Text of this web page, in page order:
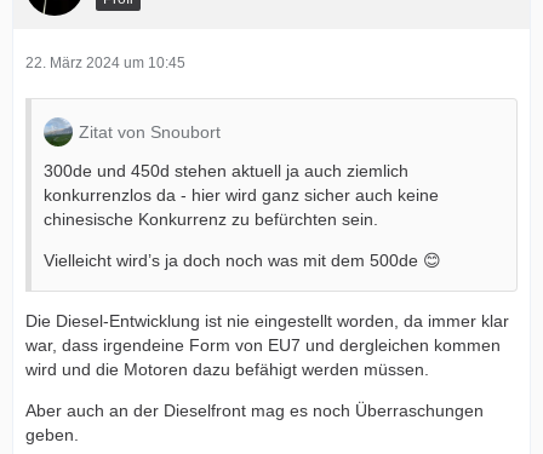
22. März 2024 um 10:45
Zitat von Snoubort
300de und 450d stehen aktuell ja auch ziemlich
konkurrenzlos da - hier wird ganz sicher auch keine
chinesische Konkurrenz zu befürchten sein.
Vielleicht wird’s ja doch noch was mit dem 500de 😊
Die Diesel-Entwicklung ist nie eingestellt worden, da immer klar
war, dass irgendeine Form von EU7 und dergleichen kommen
wird und die Motoren dazu befähigt werden müssen.
Aber auch an der Dieselfront mag es noch Überraschungen
geben.